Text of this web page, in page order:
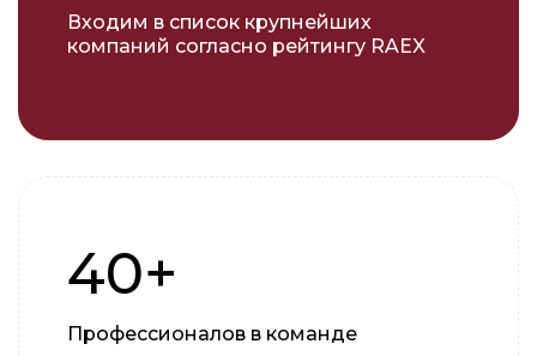
Входим в список крупнейших
компаний согласно рейтингу RAEX
40+
Профессионалов в команде